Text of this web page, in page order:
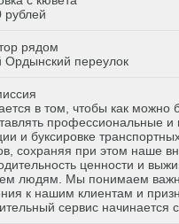
рублей
рядом
переулок
в том, чтобы как
профессиональные и
и буксировке
сохраняя при этом наше
ценности и
людям. Мы понимаем
к нашим клиентам и
сервис начинается